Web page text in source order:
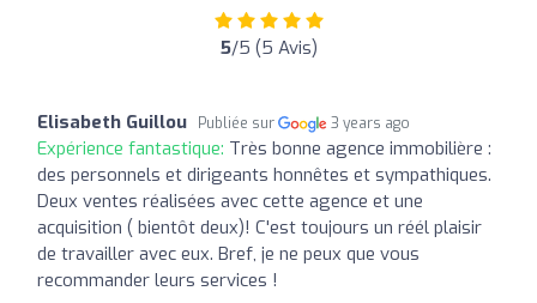
5/5 (5 Avis)
Elisabeth Guillou Publiée sur 3 years ago
Expérience fantastique: Très bonne agence immobilière :
des personnels et dirigeants honnêtes et sympathiques.
Deux ventes réalisées avec cette agence et une
acquisition ( bientôt deux)! C'est toujours un réél plaisir
de travailler avec eux. Bref, je ne peux que vous
recommander leurs services !